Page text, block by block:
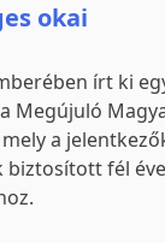
okai
írt ki
Megújuló
a
biztosított fél